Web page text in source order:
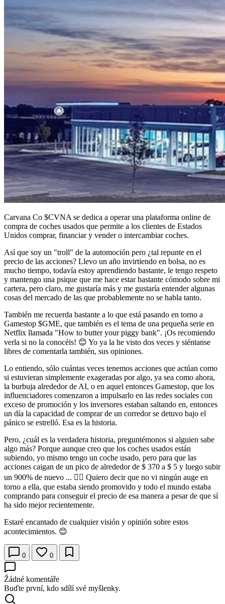
Carvana Co $CVNA se dedica a operar una plataforma online de
compra de coches usados que permite a los clientes de Estados
Unidos comprar, financiar y vender o intercambiar coches.
Así que soy un "troll" de la automoción pero ¿tal repunte en el
precio de las acciones? Llevo un año invirtiendo en bolsa, no es
mucho tiempo, todavía estoy aprendiendo bastante, le tengo respeto
y mantengo una psique que me hace estar bastante cómodo sobre mi
cartera, pero claro, me gustaría más y me gustaría entender algunas
cosas del mercado de las que probablemente no se habla tanto.
También me recuerda bastante a lo que está pasando en torno a
Gamestop $GME, que también es el tema de una pequeña serie en
Netflix llamada "How to butter your piggy bank". ¡Os recomiendo
verla si no la conocéis! 😊 Yo ya la he visto dos veces y siéntanse
libres de comentarla también, sus opiniones.
Lo entiendo, sólo cuántas veces tenemos acciones que actúan como
si estuvieran simplemente exageradas por algo, ya sea como ahora,
la burbuja alrededor de AI, o en aquel entonces Gamestop, que los
influenciadores comenzaron a impulsarlo en las redes sociales con
exceso de promoción y los inversores estaban saltando en, entonces
un día la capacidad de comprar de un corredor se detuvo bajo el
pánico se estrelló. Esa es la historia.
Pero, ¿cuál es la verdadera historia, preguntémonos si alguien sabe
algo más? Porque aunque creo que los coches usados están
subiendo, yo mismo tengo un coche usado, pero para que las
acciones caigan de un pico de alrededor de $ 370 a $ 5 y luego subir
un 900% de nuevo ... 🤷‍♂️ Quiero decir que no vi ningún auge en
torno a ella, que estaba siendo promovido y todo el mundo estaba
comprando para conseguir el precio de esa manera a pesar de que sí
ha sido mejor recientemente.
Estaré encantado de cualquier visión y opinión sobre estos
acontecimientos. 😊
0 0
Žádné komentáře
Buďte první, kdo sdílí své myšlenky.